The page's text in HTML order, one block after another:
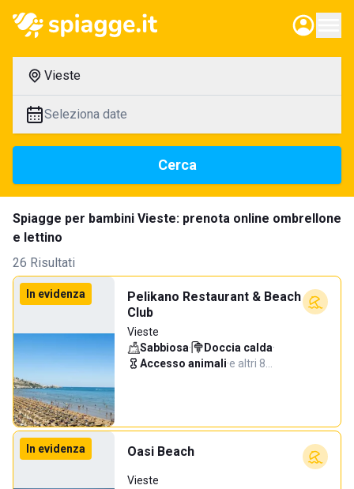
Vieste
Seleziona date
Cerca
Spiagge per bambini Vieste: prenota online ombrellone
e lettino
26 Risultati
In evidenza
Pelikano Restaurant & Beach
Club
Vieste
Sabbiosa· Doccia calda·
Accesso animali·e altri 8…
In evidenza Oasi Beach
Vieste